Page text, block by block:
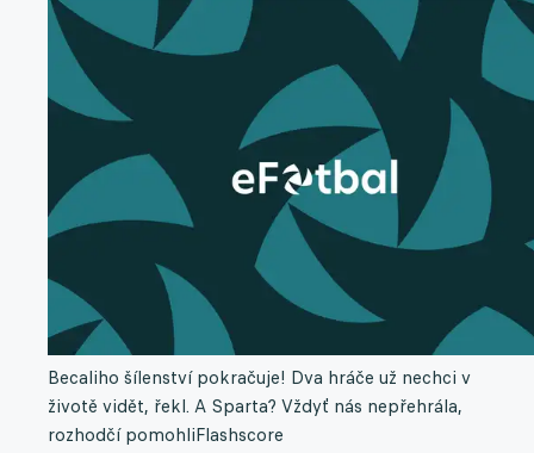
Becaliho šílenství pokračuje! Dva hráče už nechci v
životě vidět, řekl. A Sparta? Vždyť nás nepřehrála,
rozhodčí pomohliFlashscore